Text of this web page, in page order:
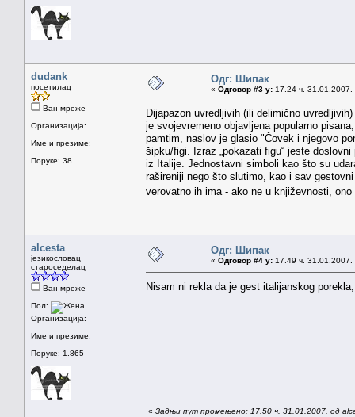
dudank
посетилац
Ван мреже
Организација:
Име и презиме:
Поруке: 38
Одг: Шипак
« Одговор #3 у: 17.24 ч. 31.01.2007.
Dijapazon uvredljivih (ili delimično
je svojevremeno objavljena popularno
pamtim, naslov je glasio "Čovek i njegovo
šipku/figi. Izraz „pokazati figu“ jeste
iz Italije. Jednostavni simboli kao što su
rašireniji nego što slutimo, kao i sav
verovatno ih ima - ako ne u književnosti,
alcesta
језикословац
староседелац
Ван мреже
Пол:
Организација:
Име и презиме:
Поруке: 1.865
Одг: Шипак
« Одговор #4 у: 17.49 ч. 31.01.2007.
Nisam ni rekla da je gest italijanskog
« Задњи пут промењено: 17.50 ч. 31.01.2007. од